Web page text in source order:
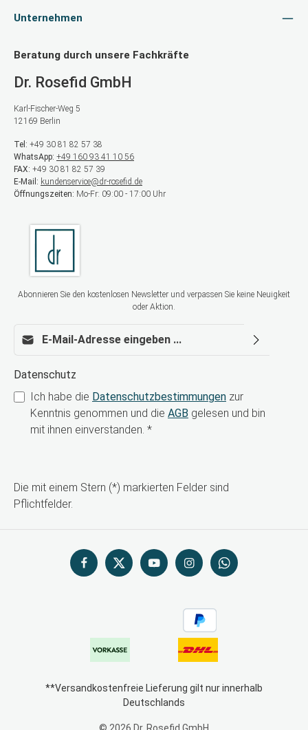
Unternehmen
Beratung durch unsere Fachkräfte
Dr. Rosefid GmbH
Karl-Fischer-Weg 5
12169 Berlin
Tel: +49 30 81 82 57 38
WhatsApp: +49 160 93 41 10 56
FAX: +49 30 81 82 57 39
E-Mail: kundenservice@dr-rosefid.de
Öffnungszeiten: Mo-Fr: 09:00 - 17:00 Uhr
Abonnieren Sie den kostenlosen Newsletter und verpassen Sie keine Neuigkeit
oder Aktion.
Datenschutz
Ich habe die Datenschutzbestimmungen zur
Kenntnis genommen und die AGB gelesen und bin
mit ihnen einverstanden. *
Die mit einem Stern (*) markierten Felder sind
Pflichtfelder.
**Versandkostenfreie Lieferung gilt nur innerhalb
Deutschlands